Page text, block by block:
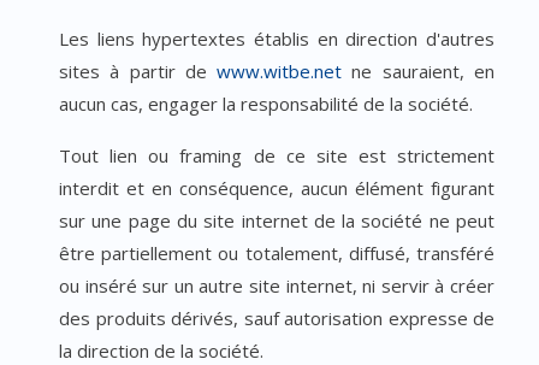
Les liens hypertextes établis en direction d'autres
sites à partir dewww.witbe.net ne sauraient, en
aucun cas, engager la responsabilité de la société.
Tout lien ou framing de ce site est strictement
interdit et en conséquence, aucun élément figurant
sur une page du site internet de la société ne peut
être partiellement ou totalement, diffusé, transféré
ou inséré sur un autre site internet, ni servir à créer
des produits dérivés, sauf autorisation expresse de
la direction de la société.